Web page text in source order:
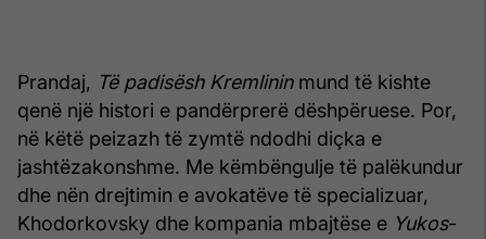
Prandaj, Të padisësh Kremlininmund të kishte
qenë një histori e pandërprerë dëshpëruese. Por,
në këtë peizazh të zymtë ndodhi diçka e
jashtëzakonshme. Me këmbëngulje të palëkundur
dhe nën drejtimin e avokatëve të specializuar,
Khodorkovsky dhe kompania mbajtëse e Yukos-